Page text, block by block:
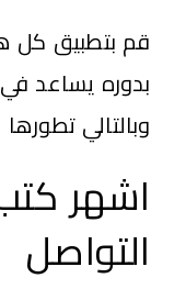
قم بتطبيق كل
بدوره يساعد
وبالتالي
اشهر
التواصل